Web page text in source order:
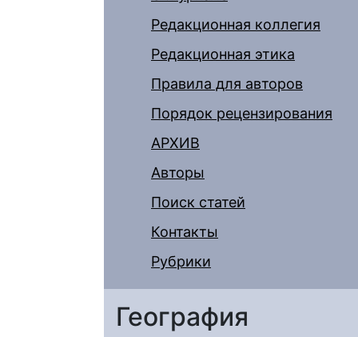
Редакционная коллегия
Редакционная этика
Правила для авторов
Порядок рецензирования
АРХИВ
Авторы
Поиск статей
Контакты
Рубрики
География